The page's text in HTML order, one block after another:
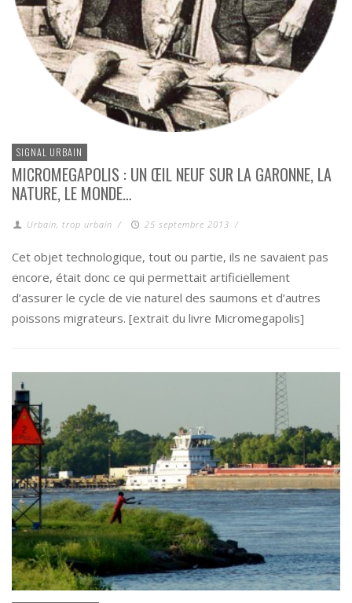
SIGNAL URBAIN
MICROMEGAPOLIS : UN ŒIL NEUF SUR LA GARONNE, LA
NATURE, LE MONDE…
Urbain, trop urbain / 25 septembre 2013 /
Cet objet technologique, tout ou partie, ils ne savaient pas
encore, était donc ce qui permettait artificiellement
d’assurer le cycle de vie naturel des saumons et d’autres
poissons migrateurs. [extrait du livre Micromegapolis]